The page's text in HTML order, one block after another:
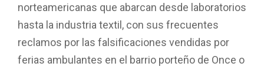
norteamericanas que abarcan desde laboratorios
hasta la industria textil, con sus frecuentes
reclamos por las falsificaciones vendidas por
ferias ambulantes en el barrio porteño de Once o